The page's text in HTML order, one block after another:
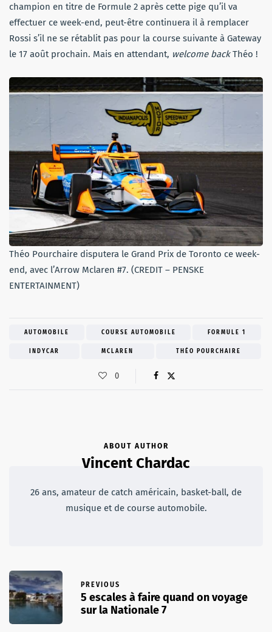
champion en titre de Formule 2 après cette pige qu’il va
effectuer ce week-end, peut-être continuera il à remplacer
Rossi s’il ne se rétablit pas pour la course suivante à Gateway
le 17 août prochain. Mais en attendant, welcome backThéo !
Théo Pourchaire disputera le Grand Prix de Toronto ce week-
end, avec l’Arrow Mclaren #7. (CREDIT – PENSKE
ENTERTAINMENT)
AUTOMOBILE COURSE AUTOMOBILE FORMULE 1
INDYCAR MCLAREN THÉO POURCHAIRE
0
ABOUT AUTHOR
Vincent Chardac
26 ans, amateur de catch américain, basket-ball, de
musique et de course automobile.
PREVIOUS
5 escales à faire quand on voyage
sur la Nationale 7